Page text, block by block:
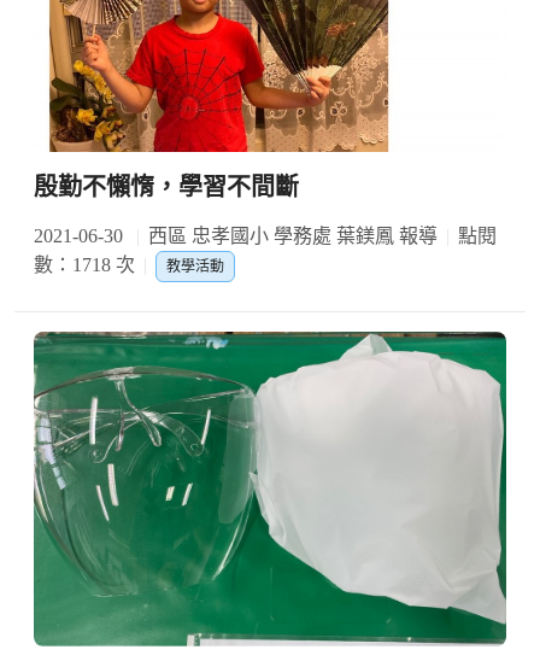
殷勤不懶惰，學習不間斷
2021-06-30 西區 忠孝國小 學務處 葉鎂鳳 報導
點閱
數：1718 次
教學活動